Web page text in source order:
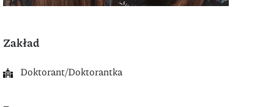
Zakład
Doktorant/Doktorantka